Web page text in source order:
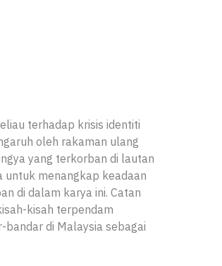
terhadap krisis identiti
oleh rakaman ulang
yang terkorban di lautan
menangkap keadaan
di dalam karya ini. Catan
kisah terpendam
bandar di Malaysia sebagai